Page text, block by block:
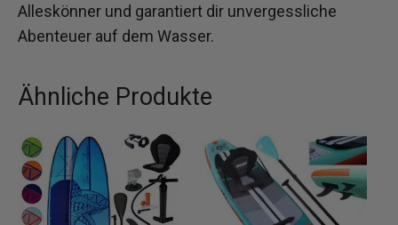
Alleskönner und garantiert dir unvergessliche
Abenteuer auf dem Wasser.
Ähnliche Produkte